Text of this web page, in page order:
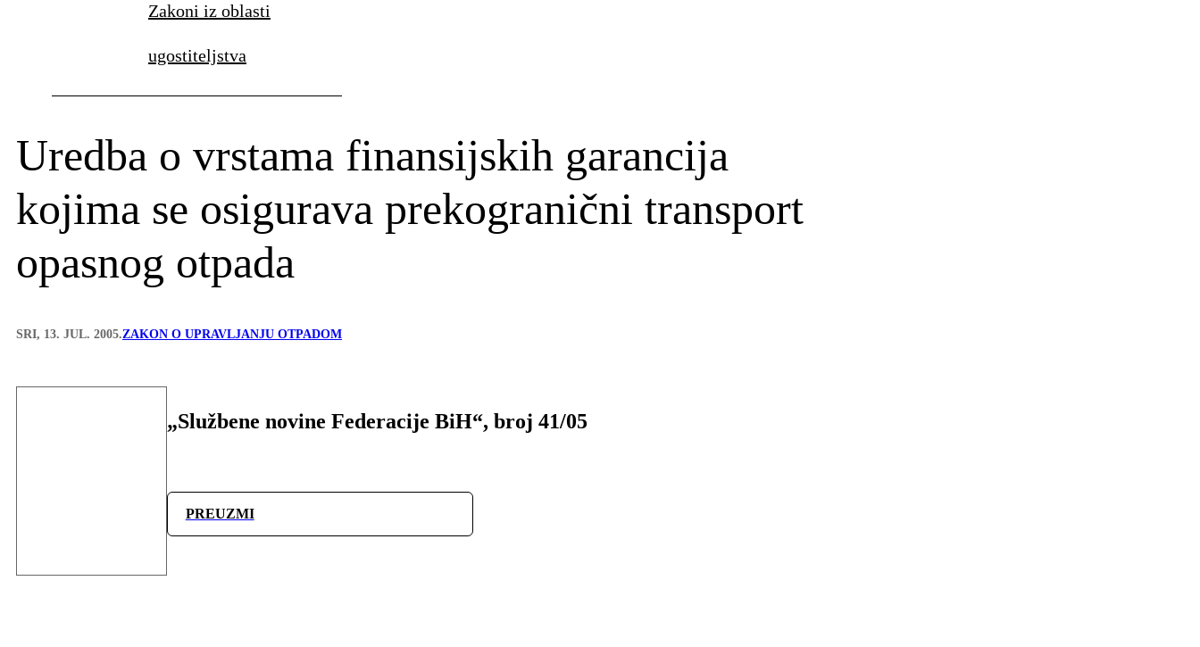
Zakoni iz oblasti
ugostiteljstva
Uredba o vrstama finansijskih garancija
kojima se osigurava prekogranični transport
opasnog otpada
SRI, 13. JUL. 2005.ZAKON O UPRAVLJANJU OTPADOM
„Službene novine Federacije BiH“, broj 41/05
PREUZMI